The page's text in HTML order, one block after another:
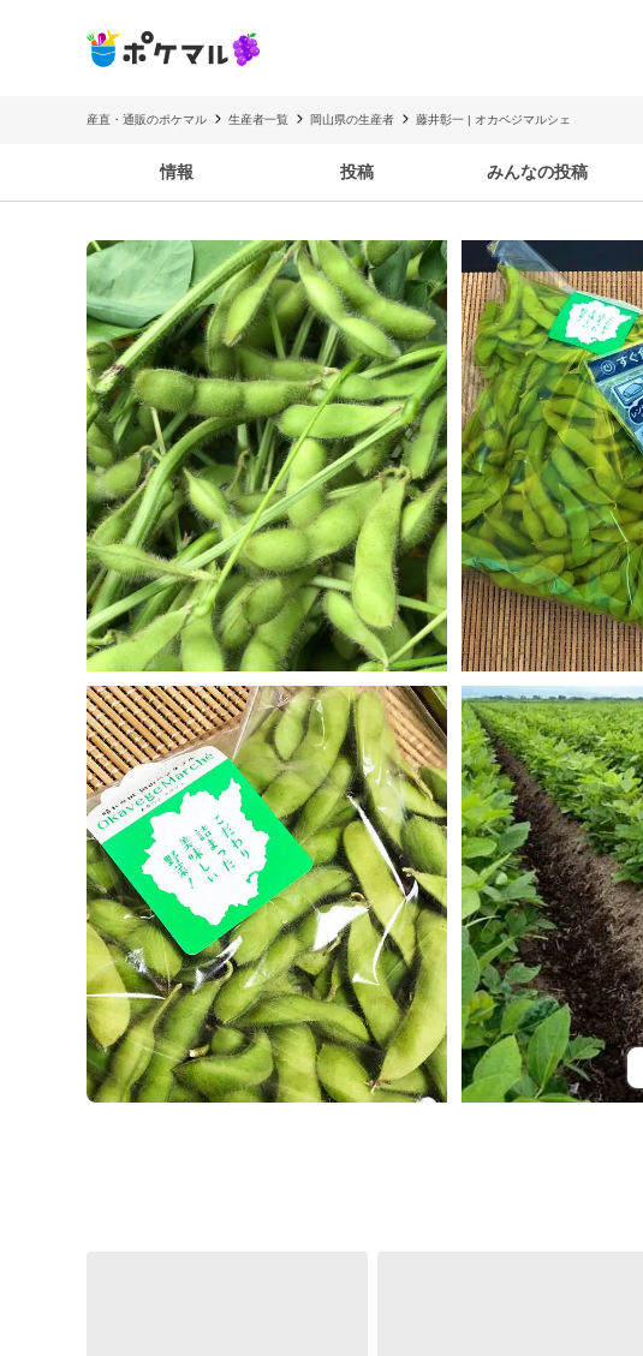
産直・通販のポケマル 生産者一覧 岡山県の生産者 藤井彰一 | オカベジマルシェ
情報 投稿 みんなの投稿